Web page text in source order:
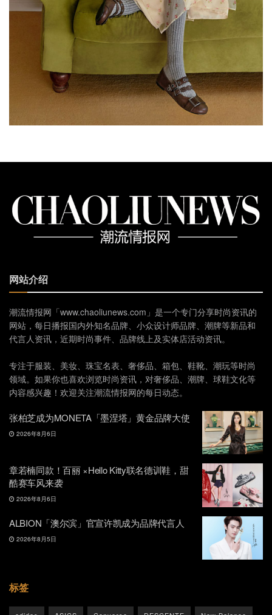
网站介绍
潮流情报网「www.chaoliunews.com」是一个专门分享时尚资讯的
网站，每日播报国内外知名品牌、小众设计师品牌、潮牌等新品和
代言人资讯，近期时尚事件、品牌线上及实体店活动资讯。
专注于服装、美妆、珠宝名表、奢侈品、箱包、鞋靴、潮玩等时尚
领域。如果你也喜欢浏览时尚资讯，对奢侈品、潮牌、球鞋文化等
内容感兴趣！欢迎关注潮流情报网的每日动态。
张柏芝成为MONETA「墨涅塔」黄金品牌大使
2026年8月6日
章若楠同款！百丽 ×Hello Kitty联名德训鞋，甜
酷赛车风来袭
2026年8月6日
ALBION「澳尔滨」官宣许凯成为品牌代言人
2026年8月5日
标签